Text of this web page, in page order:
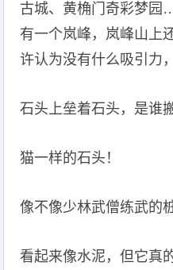
古城、黄桷门奇彩梦
有一个岚峰，岚峰山上
许认为没有什么吸引力
石头上垒着石头，是谁
猫一样的石头！
像不像少林武僧练武的
看起来像水泥，但它真